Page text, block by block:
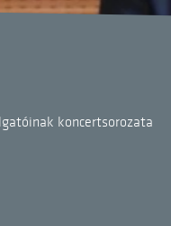
koncertsorozata